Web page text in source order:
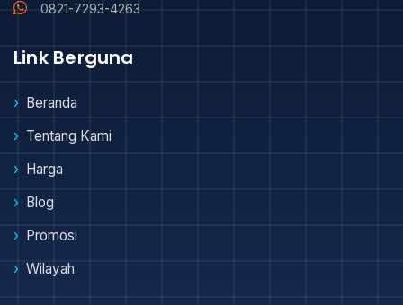
0821-7293-4263
Link Berguna
Beranda
Tentang Kami
Harga
Blog
Promosi
Wilayah